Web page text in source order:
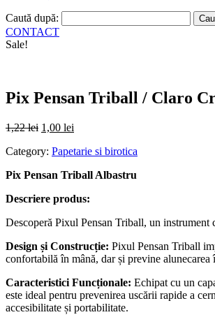
Caută după:
CONTACT
Sale!
Pix Pensan Triball / Claro
1,22lei 1,00 lei
Category: Papetarie si birotica
Pix Pensan Triball Albastru
Descriere produs:
Descoperă Pixul Pensan Triball, un
Design și Construcție: Pixul Pensan Triball
confortabilă în mână, dar și previne
Caracteristici Funcționale: Echipat cu un
este ideal pentru prevenirea uscării rapide a
accesibilitate și portabilitate.